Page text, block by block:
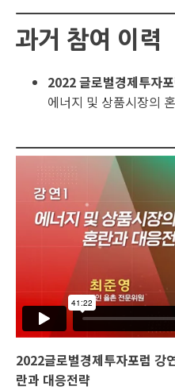
과거 참여 이력
2022 글로벌경제투자
에너지 및 상품시장의
2022글로벌경제투자포럼 강
란과 대응전략